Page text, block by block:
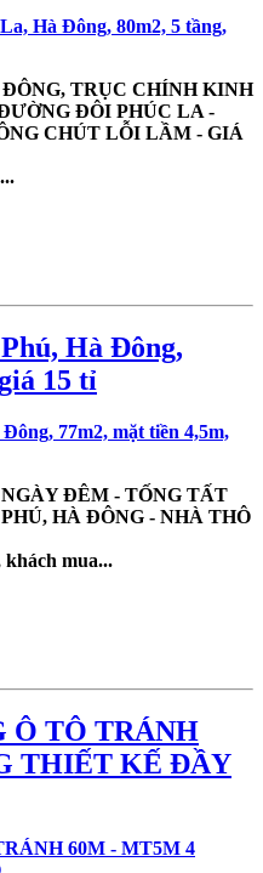
TRỤC CHÍNH KINH
ĐÔI PHÚC LA -
CHÚT LỖI LẦM - GIÁ
Hà Đông,
15 tỉ
ĐÊM - TỐNG TẤT
HÀ ĐÔNG - NHÀ THÔ
khách mua...
Ô TÔ TRÁNH
THIẾT KẾ ĐẦY